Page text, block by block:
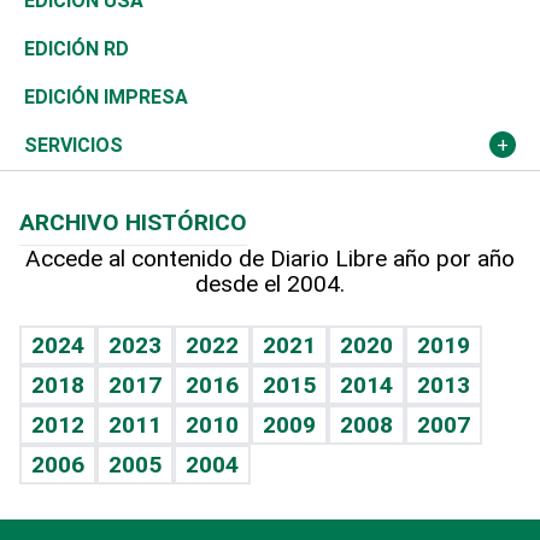
Ocenanía
Caribe
Resto del mundo
Telecom.
Global y variable
Economía personal
Sociales
Novedades
Podcast Arte Libre
Hablando con el pediatra
Vida y familia
Eñe
Celebrando la vida
Sin complejos
En pocas palabras
Tenis
Olimpismo
Más deportes
Línea de hit
TBT Deportivo
El Espía
Noticiero Poteleche
Columnistas
Más firmas
Historia
Martes de tecnología
Cambio climático
Revista
Deportes
Opinión
Hecho en casa
Guía del dinero
EDICIÓN RD
EDICIÓN IMPRESA
SERVICIOS
Cumpleaños
Horóscopos
Crucigramas
ARCHIVO HISTÓRICO
Accede al contenido de Diario Libre año por año
desde el 2004.
2024 2023 2022 2021 2020
2019
2018
2017 2016 2015 2014
2013
2012
2011 2010 2009 2008
2007
2006
2005 2004